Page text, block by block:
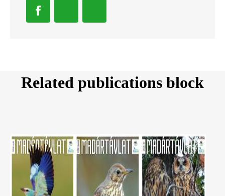
Related publications block